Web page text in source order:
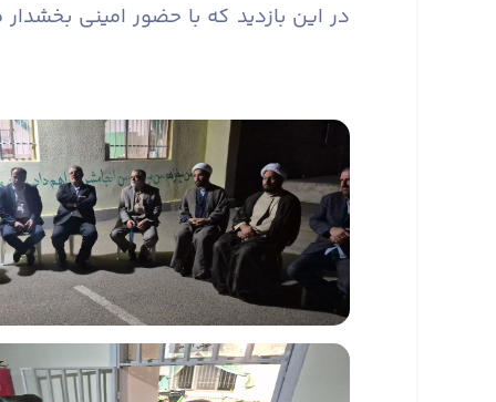
در این بازدید که با حضور امینی